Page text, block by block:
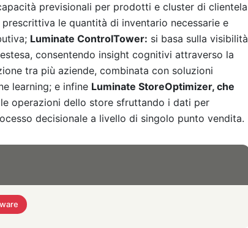
previsionali per prodotti e cluster di clientela
le quantità di inventario necessarie e
Luminate ControlTower: si basa sulla visibilità
consentendo insight cognitivi attraverso la
tra più aziende, combinata con soluzioni
learning; e infine Luminate StoreOptimizer, che
operazioni dello store sfruttando i dati per
decisionale a livello di singolo punto vendita.